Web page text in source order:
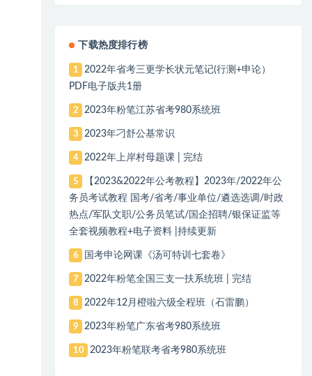
下载热度排行榜
1
2022年省考三更学长状元笔记(行测+申论）
PDF电子版共1册
2 2023年粉笔江苏省考980系统班
3 2023年刁舒公基常识
4 2022年上岸村母题课 | 完结
5
【2023&2022年公考教程】2023年/2022年公
务员考试教程 国考/省考/事业单位/遴选选调/时政
热点/军队文职/公务员笔试/国企招聘/银保证监等
全套视频教程+电子资料 |持续更新
6 国考申论网课《汤可特训七套卷》
7 2022年粉笔全国三支一扶系统班 | 完结
8 2022年12月橙啦六级全程班（石雷鹏）
9 2023年粉笔广东省考980系统班
10 2023年粉笔联考省考980系统班